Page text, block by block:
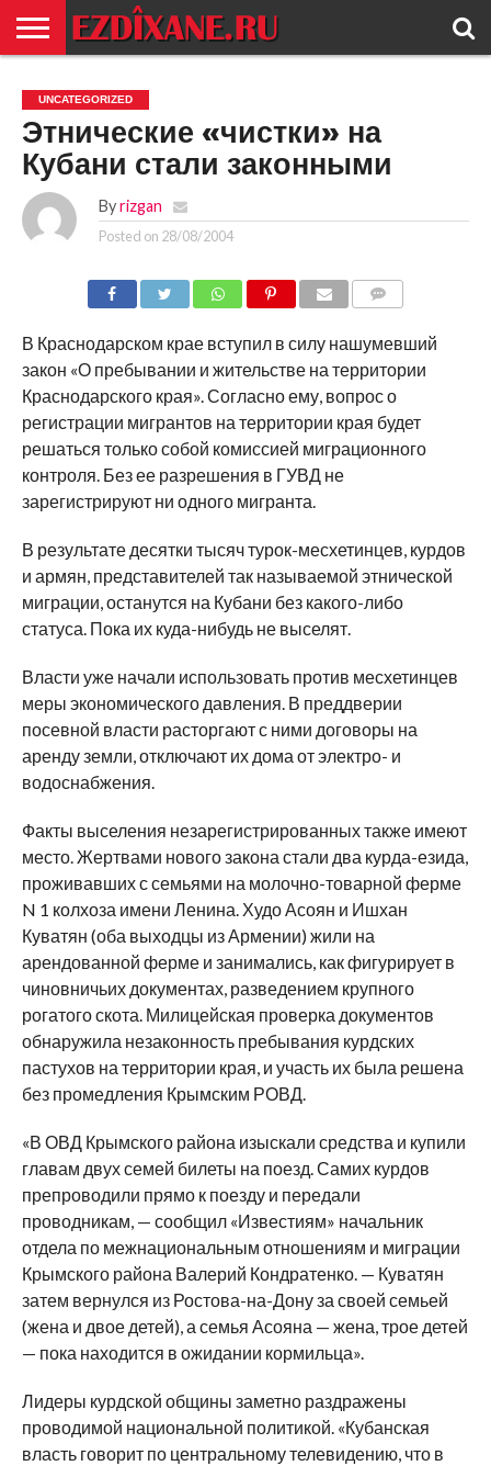
ЕЗИДИЗМ
НОВОСТИ
ИСТОРИЯ
КУЛЬТУРА
КОНТАКТ
UNCATEGORIZED
Этнические «чистки» на
Кубани стали законными
By rizgan
Posted on 28/08/2004
В Краснодарском крае вступил в силу нашумевший
закон «О пребывании и жительстве на территории
Краснодарского края». Согласно ему, вопрос о
регистрации мигрантов на территории края будет
решаться только собой комиссией миграционного
контроля. Без ее разрешения в ГУВД не
зарегистрируют ни одного мигранта.
В результате десятки тысяч турок-месхетинцев, курдов
и армян, представителей так называемой этнической
миграции, останутся на Кубани без какого-либо
статуса. Пока их куда-нибудь не выселят.
Власти уже начали использовать против месхетинцев
меры экономического давления. В преддверии
посевной власти расторгают с ними договоры на
аренду земли, отключают их дома от электро- и
водоснабжения.
Факты выселения незарегистрированных также имеют
место. Жертвами нового закона стали два курда-езида,
проживавших с семьями на молочно-товарной ферме
N 1 колхоза имени Ленина. Худо Асоян и Ишхан
Куватян (оба выходцы из Армении) жили на
арендованной ферме и занимались, как фигурирует в
чиновничьих документах, разведением крупного
рогатого скота. Милицейская проверка документов
обнаружила незаконность пребывания курдских
пастухов на территории края, и участь их была решена
без промедления Крымским РОВД.
«В ОВД Крымского района изыскали средства и купили
главам двух семей билеты на поезд. Самих курдов
препроводили прямо к поезду и передали
проводникам, — сообщил «Известиям» начальник
отдела по межнациональным отношениям и миграции
Крымского района Валерий Кондратенко. — Куватян
затем вернулся из Ростова-на-Дону за своей семьей
(жена и двое детей), а семья Асояна — жена, трое детей
— пока находится в ожидании кормильца».
Лидеры курдской общины заметно раздражены
проводимой национальной политикой. «Кубанская
власть говорит по центральному телевидению, что в